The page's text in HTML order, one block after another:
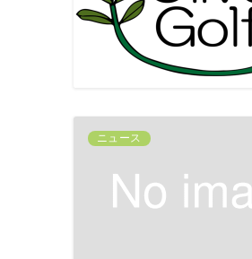
ニュース